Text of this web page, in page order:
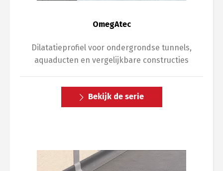
OmegAtec
Dilatatieprofiel voor ondergrondse tunnels,
aquaducten en vergelijkbare constructies
Bekijk de serie